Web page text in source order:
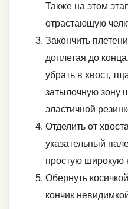
Также на этом
отрастающую
Закончить
доплетая до
убрать в хвост,
затылочную зону
эластичной
Отделить от
указательный
простую широкую
Обернуть
кончик